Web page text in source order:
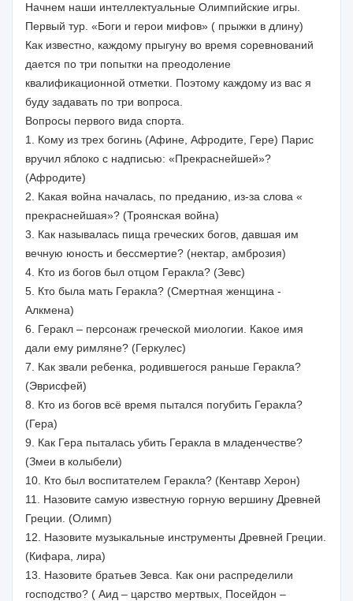
Начнем наши интеллектуальные Олимпийские игры.
Первый тур. «Боги и герои мифов» ( прыжки в длину)
Как известно, каждому прыгуну во время соревнований
дается по три попытки на преодоление
квалификационной отметки. Поэтому каждому из вас я
буду задавать по три вопроса.
Вопросы первого вида спорта.
1. Кому из трех богинь (Афине, Афродите, Гере) Парис
вручил яблоко с надписью: «Прекраснейшей»?
(Афродите)
2. Какая война началась, по преданию, из-за слова «
прекраснейшая»? (Троянская война)
3. Как называлась пища греческих богов, давшая им
вечную юность и бессмертие? (нектар, амброзия)
4. Кто из богов был отцом Геракла? (Зевс)
5. Кто была мать Геракла? (Смертная женщина -
Алкмена)
6. Геракл – персонаж греческой миологии. Какое имя
дали ему римляне? (Геркулес)
7. Как звали ребенка, родившегося раньше Геракла?
(Эврисфей)
8. Кто из богов всё время пытался погубить Геракла?
(Гера)
9. Как Гера пыталась убить Геракла в младенчестве?
(Змеи в колыбели)
10. Кто был воспитателем Геракла? (Кентавр Херон)
11. Назовите самую известную горную вершину Древней
Греции. (Олимп)
12. Назовите музыкальные инструменты Древней Греции.
(Кифара, лира)
13. Назовите братьев Зевса. Как они распределили
господство? ( Аид – царство мертвых, Посейдон –